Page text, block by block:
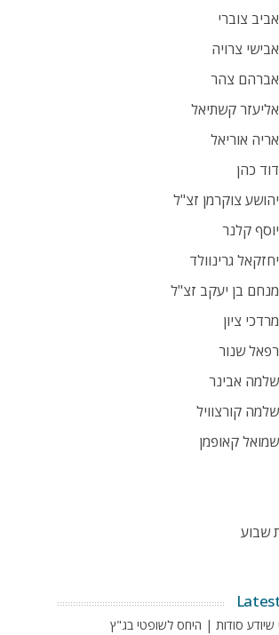
צוברי
צרויה
צהר
קשתיאל
אוריאל
כהן
צוקרמן זצ"ל
קלנר
גרינוולד
בן יעקב זצ"ל
ציון
שנור
אבינר
קורצוויל
קאופמן
שבוע
שיודע סודות | היחס לשופטי בג"ץ